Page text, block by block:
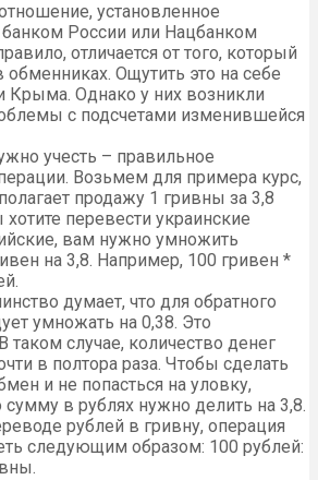
установленное
России или Нацбанком
отличается от того, который
обменниках. Ощутить это на себе
Крыма. Однако у них возникли
с подсчетами изменившейся
учесть – правильное
Возьмем для примера курс,
продажу 1 гривны за 3,8
перевести украинские
вам нужно умножить
на 3,8. Например, 100 гривен *
думает, что для обратного
умножать на 0,38. Это
таком случае, количество денег
в полтора раза. Чтобы сделать
и не попасться на уловку,
сумму в рублях нужно делить на 3,8.
рублей в гривну, операция
следующим образом: 100 рублей: